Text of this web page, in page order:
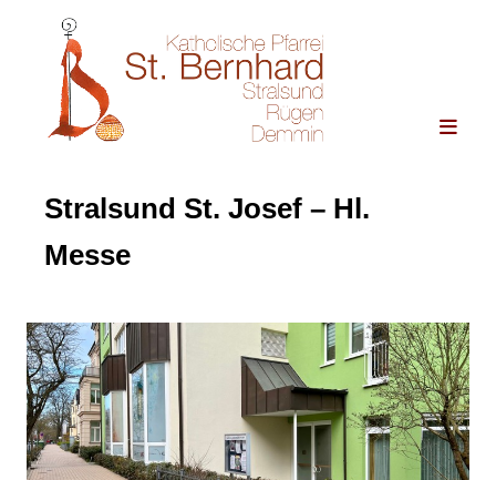
Stralsund St. Josef – Hl.
Messe